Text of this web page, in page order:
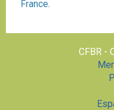
France.
CFBR -